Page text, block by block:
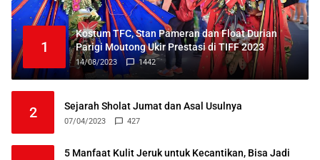
1
Kostum TFC, Stan Pameran dan Float Durian
Parigi Moutong Ukir Prestasi di TIFF 2023
14/08/2023 1442
2 Sejarah Sholat Jumat dan Asal Usulnya
07/04/2023 427
5 Manfaat Kulit Jeruk untuk Kecantikan, Bisa Jadi